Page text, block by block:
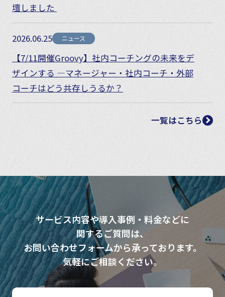
一覧はこちら
壇しました
2026.06.25 ニュース
【7/11開催Groovy】社内コーチングの未来をデ
ザインする ―マネージャー・社内コーチ・外部
コーチはどう共存しうるか？
サービス内容や導入事例・料金などに
関するご質問は、
お問い合わせフォームから承っております。
気軽にご相談ください。